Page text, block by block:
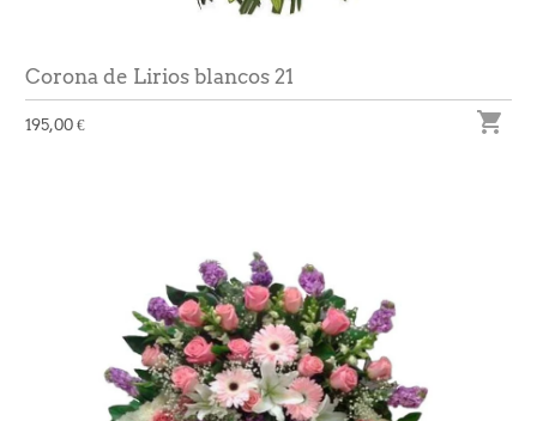
Corona de Lirios blancos 21
195,00 € 